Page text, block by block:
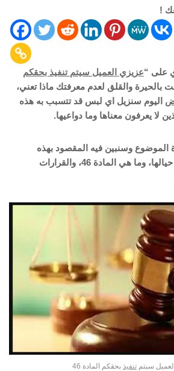
!
على “عزيزي العميل سيتم تنفيذ بحقكم
بالحيرة والقلق لعدم معرفتك ماذا تعني،
اليوم سنزيل اي لبس قد تتسبب به هذه
لا يعرفون معناها وما دواعيها.
الموضوع وسنبين فيه المقصود بهذه
الرسالة، وكيف تتصرف حيالها، وما هي المادة 46، والقرارات
سيتم تنفيذ بحقكم المادة 46